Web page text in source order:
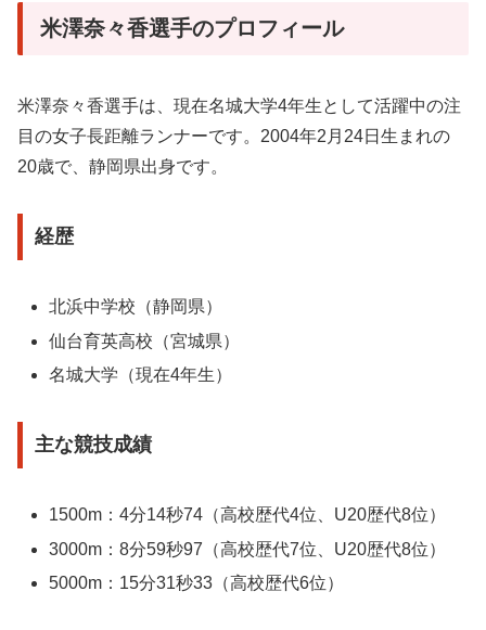
米澤奈々香選手のプロフィール
米澤奈々香選手は、現在名城大学4年生として活躍中の注
目の女子長距離ランナーです。2004年2月24日生まれの
20歳で、静岡県出身です。
経歴
北浜中学校（静岡県）
仙台育英高校（宮城県）
名城大学（現在4年生）
主な競技成績
1500m：4分14秒74（高校歴代4位、U20歴代8位）
3000m：8分59秒97（高校歴代7位、U20歴代8位）
5000m：15分31秒33（高校歴代6位）